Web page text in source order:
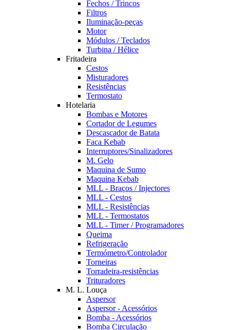
Fechos / Trincos
Filtros
Iluminação-peças
Motor
Módulos / Teclados
Turbina / Hélice
Fritadeira
Cestos
Misturadores
Resistências
Termostato
Hotelaria
Bombas e Motores
Cortador de Legumes
Descascador de Batata
Faca Kebab
Interruptores/Sinalizadores
M. Gelo
Maquina de Sumo
Maquina Kebab
MLL - Braços / Injectores
MLL - Cestos
MLL - Resistências
MLL - Termostatos
MLL - Timer / Programadores
Queima
Refrigeração
Termómetro/Controlador
Torneiras
Torradeira-resistências
Trituradores
M. L. Louça
Aspersor
Aspersor - Acessórios
Bomba - Acessórios
Bomba Circulação